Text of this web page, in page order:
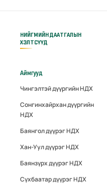
НИЙГМИЙН ДААТГАЛЫН
ХЭЛТСҮҮД
Аймгууд
Чингэлтэй дүүргийн НДХ
Сонгинхайрхан дүүргийн
НДХ
Баянгол дүүрэг НДХ
Хан-Уул дүүрэг НДХ
Баянзүрх дүүрэг НДХ
Сүхбаатар дүүрэг НДХ